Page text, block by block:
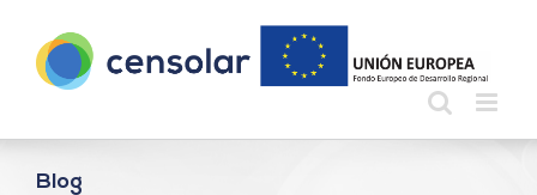
contenido
Blog